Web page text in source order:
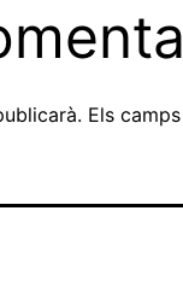
Els